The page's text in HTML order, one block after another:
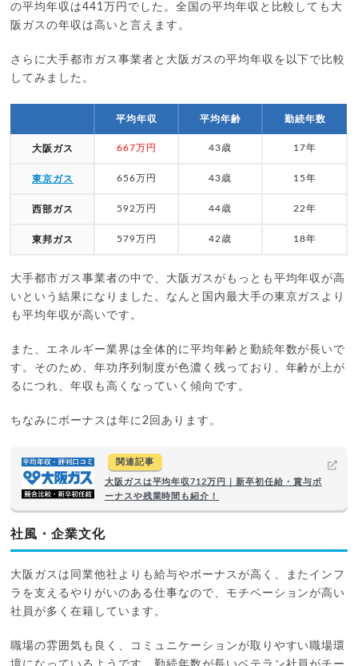
の平均年収は441万円でした。全国の平均年収と比較しても大
阪ガスの年収は高いと言えます。
さらに大手都市ガス事業者と大阪ガスの平均年収を以下で比較
してみました。
平均年収 平均年齢 勤続年数
大阪ガス 667万円 43歳 17年
東京ガス 656万円 43歳 15年
西部ガス 592万円 44歳 22年
東邦ガス 579万円 42歳 18年
大手都市ガス事業者の中で、大阪ガスがもっとも平均年収が高
いという結果になりました。なんと国内最大手の東京ガスより
も平均年収が高いです。
また、エネルギー業界は全体的に平均年齢と勤続年数が長いで
す。そのため、年功序列制度が色濃く残っており、年齢が上が
るにつれ、年収も高くなっていく傾向です。
ちなみにボーナスは年に2回あります。
関連記事
大阪ガスは平均年収712万円｜新卒初任給・賞与ボ
ーナスや残業時間も紹介！
社風・企業文化
大阪ガスは同業他社よりも給与やボーナスが高く、またインフ
ラを支えるやりがいのある仕事なので、モチベーションが高い
社員が多く在籍しています。
職場の雰囲気も良く、コミュニケーションが取りやすい職場環